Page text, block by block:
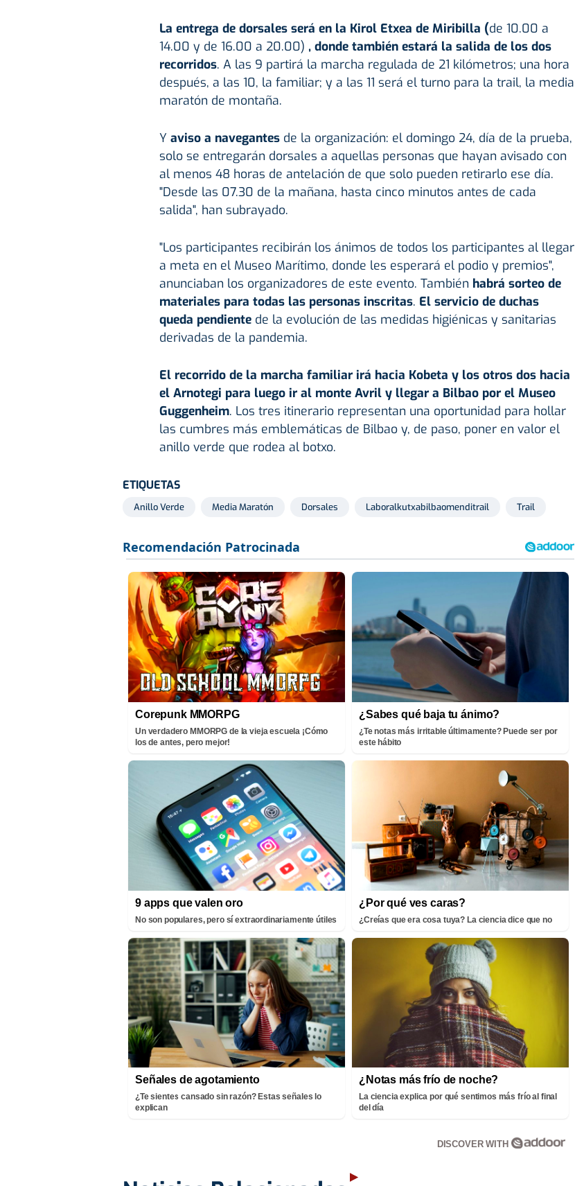
La entrega de dorsales será en la Kirol Etxea de Miribilla (de 10.00 a
14.00 y de 16.00 a 20.00) , donde también estará la salida de los dos
recorridos. A las 9 partirá la marcha regulada de 21 kilómetros; una hora
después, a las 10, la familiar; y a las 11 será el turno para la trail, la media
maratón de montaña.
Y aviso a navegantesde la organización: el domingo 24, día de la prueba,
solo se entregarán dorsales a aquellas personas que hayan avisado con
al menos 48 horas de antelación de que solo pueden retirarlo ese día.
"Desde las 07.30 de la mañana, hasta cinco minutos antes de cada
salida", han subrayado.
"Los participantes recibirán los ánimos de todos los participantes al llegar
a meta en el Museo Marítimo, donde les esperará el podio y premios",
anunciaban los organizadores de este evento. También habrá sorteo de
materiales para todas las personas inscritas. El servicio de duchas
queda pendientede la evolución de las medidas higiénicas y sanitarias
derivadas de la pandemia.
El recorrido de la marcha familiar irá hacia Kobeta y los otros dos hacia
el Arnotegi para luego ir al monte Avril y llegar a Bilbao por el Museo
Guggenheim. Los tres itinerario representan una oportunidad para hollar
las cumbres más emblemáticas de Bilbao y, de paso, poner en valor el
anillo verde que rodea al botxo.
ETIQUETAS
Anillo Verde Media Maratón Dorsales Laboralkutxabilbaomenditrail Trail
Corepunk MMORPG
Un verdadero MMORPG de la vieja escuela ¡Cómo
los de antes, pero mejor!
¿Sabes qué baja tu ánimo?
¿Te notas más irritable últimamente? Puede ser por
este hábito
9 apps que valen oro
No son populares, pero sí extraordinariamente útiles
¿Por qué ves caras?
¿Creías que era cosa tuya? La ciencia dice que no
Señales de agotamiento
¿Te sientes cansado sin razón? Estas señales lo
explican
¿Notas más frío de noche?
La ciencia explica por qué sentimos más frío al final
del día
DISCOVER WITH